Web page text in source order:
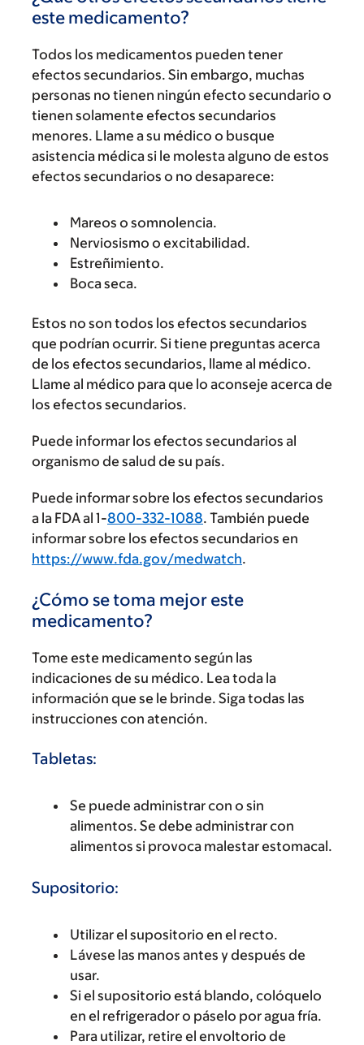
este medicamento?
Todos los medicamentos pueden tener
efectos secundarios. Sin embargo, muchas
personas no tienen ningún efecto secundario o
tienen solamente efectos secundarios
menores. Llame a su médico o busque
asistencia médica si le molesta alguno de estos
efectos secundarios o no desaparece:
Mareos o somnolencia.
Nerviosismo o excitabilidad.
Estreñimiento.
Boca seca.
Estos no son todos los efectos secundarios
que podrían ocurrir. Si tiene preguntas acerca
de los efectos secundarios, llame al médico.
Llame al médico para que lo aconseje acerca de
los efectos secundarios.
Puede informar los efectos secundarios al
organismo de salud de su país.
Puede informar sobre los efectos secundarios
a la FDA al 1-800-332-1088. También puede
informar sobre los efectos secundarios en
https://www.fda.gov/medwatch.
¿Cómo se toma mejor este
medicamento?
Tome este medicamento según las
indicaciones de su médico. Lea toda la
información que se le brinde. Siga todas las
instrucciones con atención.
Tabletas:
Se puede administrar con o sin
alimentos. Se debe administrar con
alimentos si provoca malestar estomacal.
Supositorio:
Utilizar el supositorio en el recto.
Lávese las manos antes y después de
usar.
Si el supositorio está blando, colóquelo
en el refrigerador o páselo por agua fría.
Para utilizar, retire el envoltorio de